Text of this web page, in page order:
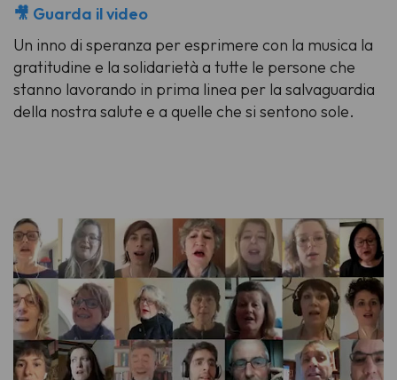
🎥 Guarda il video
Un inno di speranza per esprimere con la musica la
gratitudine e la solidarietà a tutte le persone che
stanno lavorando in prima linea per la salvaguardia
della nostra salute e a quelle che si sentono sole.